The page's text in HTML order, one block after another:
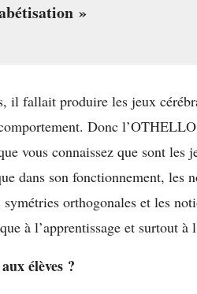
»
il fallait produire les jeux
Donc
vous connaissez que sont les
dans son fonctionnement, les
orthogonales et les
à l’apprentissage et surtout à
élèves ?